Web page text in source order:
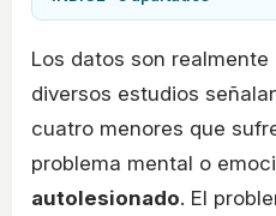
Los datos son
diversos estudios
cuatro menores que
problema mental o
autolesionado. El